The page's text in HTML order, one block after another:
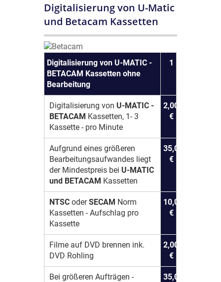
Digitalisierung von U-Matic
und Betacam Kassetten
Digitalisierung von U-MATIC -
BETACAM Kassetten ohne
Bearbeitung
1
Digitalisierung von U-MATIC -
BETACAM Kassetten, 1- 3
Kassette - pro Minute
2,00
€
Aufgrund eines größeren
Bearbeitungsaufwandes liegt
der Mindestpreis bei U-MATIC
und BETACAM Kassetten
35,00
€
NTSC oderSECAM Norm
Kassetten - Aufschlag pro
Kassette
10,00
€
Filme auf DVD brennen ink.
DVD Rohling
2,00
€
Bei größeren Aufträgen -
35,00